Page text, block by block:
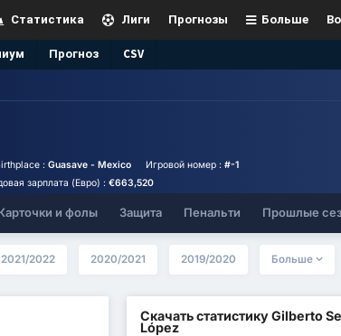
Больше
Прогнозы
Лиги
Статистика
Прогноз CSV
:Guasave - Mexico Игровой номер : #-1
зарплата (Евро) : €663,520
и фолы Защита Пенальти Прошлые
2021/2022 2020/2021 2019/2020 Больше
Скачать статистику Gilberto
López